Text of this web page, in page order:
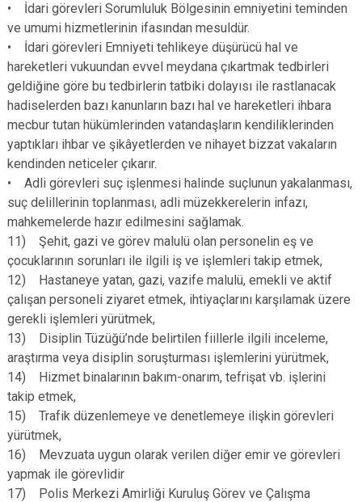
• İdari görevleri Sorumluluk Bölgesinin emniyetini teminden
ve umumi hizmetlerinin ifasından mesuldür.
• İdari görevleri Emniyeti tehlikeye düşürücü hal ve
hareketleri vukuundan evvel meydana çıkartmak tedbirleri
geldiğine göre bu tedbirlerin tatbiki dolayısı ile rastlanacak
hadiselerden bazı kanunların bazı hal ve hareketleri ihbara
mecbur tutan hükümlerinden vatandaşların kendiliklerinden
yaptıkları ihbar ve şikâyetlerden ve nihayet bizzat vakaların
kendinden neticeler çıkarır.
• Adli görevleri suç işlenmesi halinde suçlunun yakalanması,
suç delillerinin toplanması, adli müzekkerelerin infazı,
mahkemelerde hazır edilmesini sağlamak.
11) Şehit, gazi ve görev malulü olan personelin eş ve
çocuklarının sorunları ile ilgili iş ve işlemleri takip etmek,
12) Hastaneye yatan, gazi, vazife malulü, emekli ve aktif
çalışan personeli ziyaret etmek, ihtiyaçlarını karşılamak üzere
gerekli işlemleri yürütmek,
13) Disiplin Tüzüğü’nde belirtilen fiillerle ilgili inceleme,
araştırma veya disiplin soruşturması işlemlerini yürütmek,
14) Hizmet binalarının bakım-onarım, tefrişat vb. işlerini
takip etmek,
15) Trafik düzenlemeye ve denetlemeye ilişkin görevleri
yürütmek,
16) Mevzuata uygun olarak verilen diğer emir ve görevleri
yapmak ile görevlidir
17) Polis Merkezi Amirliği Kuruluş Görev ve Çalışma